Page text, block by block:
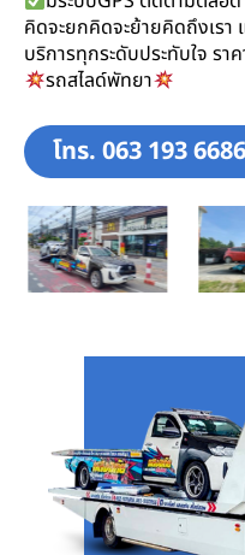
คิดจะยกคิดจะย้ายคิดถึงเรา
บริการทุกระดับประทับใจ รา
รถสไลด์พัทยา
โทร. 063 193 6686